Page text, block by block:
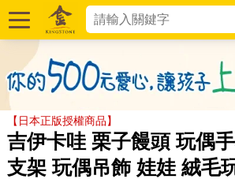
【日本正版授權商品】
吉伊卡哇 栗子饅頭 玩偶
支架 玩偶吊飾 娃娃 絨毛